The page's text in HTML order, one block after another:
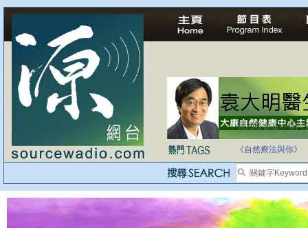
法治社會並不等同
自家教育合法化-
《自然療法與你》